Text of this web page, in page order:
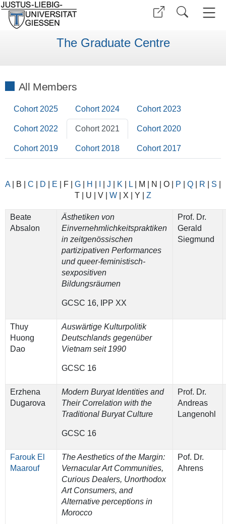
The Graduate Centre
All Members
Cohort 2025 Cohort 2024 Cohort 2023
Cohort 2022 Cohort 2021 Cohort 2020
Cohort 2019 Cohort 2018 Cohort 2017
A B C D E F G H J K L M N O P Q R S
T
| U | V W | X | Y Z
Beate
Absalon
Ästhetiken von
Einvernehmlichkeitspraktiken
in zeitgenössischen
partizipativen Performances
und queer-feministisch-
sexpositiven
Bildungsräumen
GCSC 16, IPP XX
Prof. Dr.
Gerald
Siegmund
Thuy
Huong
Dao
Auswärtige Kulturpolitik
Deutschlands gegenüber
Vietnam seit 1990
GCSC 16
Erzhena
Dugarova
Modern Buryat Identities and
Their Correlation with the
Traditional Buryat Culture
GCSC 16
Prof. Dr.
Andreas
Langenohl
Farouk El
Maarouf
The Aesthetics of the Margin:
Vernacular Art Communities,
Curious Dealers, Unorthodox
Art Consumers, and
Alternative perceptions in
Morocco
Pof. Dr.
Ahrens